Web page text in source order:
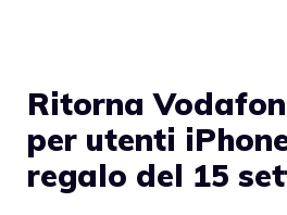
Ritorna
per utenti
regalo del 15